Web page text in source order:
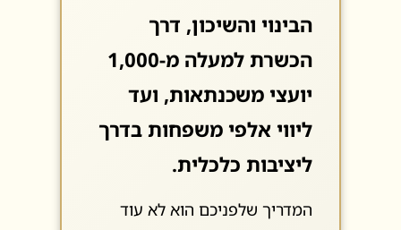
הבינוי והשיכון, דרך
הכשרת למעלה מ-1,000
יועצי משכנתאות, ועד
ליווי אלפי משפחות בדרך
ליציבות כלכלית.
המדריך שלפניכם הוא לא עוד